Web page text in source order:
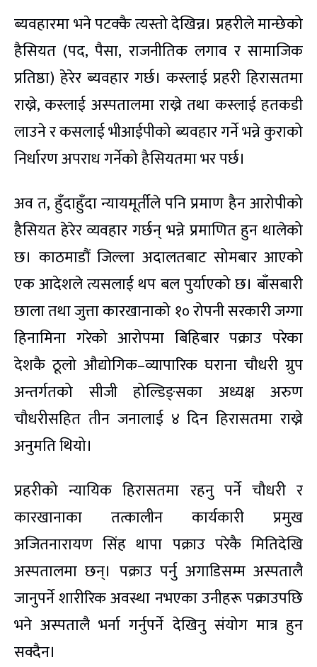
ब्यवहारमा भने पटक्कै त्यस्तो देखिन्न। प्रहरीले मान्छेको
हैसियत (पद, पैसा, राजनीतिक लगाव र सामाजिक
प्रतिष्ठा) हेरेर ब्यवहार गर्छ। कस्लाई प्रहरी हिरासतमा
राख्ने, कस्लाई अस्पतालमा राख्ने तथा कस्लाई हतकडी
लाउने र कसलाई भीआईपीको ब्यवहार गर्ने भन्ने कुराको
निर्धारण अपराध गर्नेको हैसियतमा भर पर्छ।
अव त, हुँदाहुँदा न्यायमूर्तीले पनि प्रमाण हैन आरोपीको
हैसियत हेरेर व्यवहार गर्छन् भन्ने प्रमाणित हुन थालेको
छ। काठमाडौं जिल्ला अदालतबाट सोमबार आएको
एक आदेशले त्यसलाई थप बल पुर्याएको छ। बाँसबारी
छाला तथा जुत्ता कारखानाको १० रोपनी सरकारी जग्गा
हिनामिना गरेको आरोपमा बिहिबार पक्राउ परेका
देशकै ठूलो औद्योगिक–व्यापारिक घराना चौधरी ग्रुप
अन्तर्गतको सीजी होल्डिङ्सका अध्यक्ष अरुण
चौधरीसहित तीन जनालाई ४ दिन हिरासतमा राख्ने
अनुमति थियो।
प्रहरीको न्यायिक हिरासतमा रहनु पर्ने चौधरी र
कारखानाका तत्कालीन कार्यकारी प्रमुख
अजितनारायण सिंह थापा पक्राउ परेकै मितिदेखि
अस्पतालमा छन्। पक्राउ पर्नु अगाडिसम्म अस्पतालै
जानुपर्ने शारीरिक अवस्था नभएका उनीहरू पक्राउपछि
भने अस्पतालै भर्ना गर्नुपर्ने देखिनु संयोग मात्र हुन
सक्दैन।